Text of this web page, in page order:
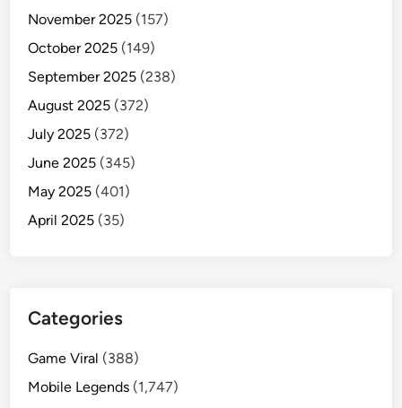
November 2025 (157)
October 2025 (149)
September 2025 (238)
August 2025 (372)
July 2025 (372)
June 2025 (345)
May 2025 (401)
April 2025 (35)
Categories
Game Viral (388)
Mobile Legends (1,747)